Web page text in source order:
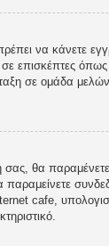
να κάνετε
επισκέπτες
σε ομάδα
σας, θα
cafe,